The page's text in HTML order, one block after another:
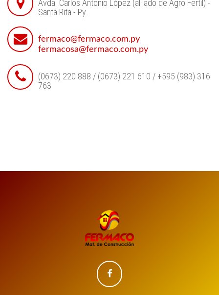
Avda. Carlos Antonio López (al lado de Agro Fertil) -
Santa Rita - Py.
fermaco@fermaco.com.py
fermacosa@fermaco.com.py
(0673) 220 888 / (0673) 221 610 / +595 (983) 316
763